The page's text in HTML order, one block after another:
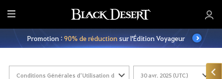
M
e
n
Promotion :90% de réductionsur l'Édition Voyageur